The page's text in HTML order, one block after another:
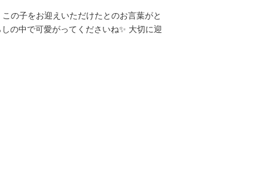
の子をお迎えいただけたとのお言葉がと
の中で可愛がってくださいね✨ 大切に迎